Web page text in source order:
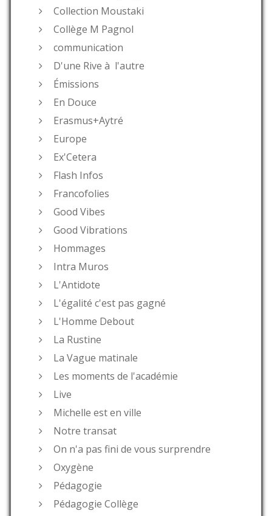
Collection Moustaki
Collège M Pagnol
communication
D'une Rive à l'autre
Émissions
En Douce
Erasmus+Aytré
Europe
Ex'Cetera
Flash Infos
Francofolies
Good Vibes
Good Vibrations
Hommages
Intra Muros
L'Antidote
L'égalité c'est pas gagné
L'Homme Debout
La Rustine
La Vague matinale
Les moments de l'académie
Live
Michelle est en ville
Notre transat
On n'a pas fini de vous surprendre
Oxygène
Pédagogie
Pédagogie Collège